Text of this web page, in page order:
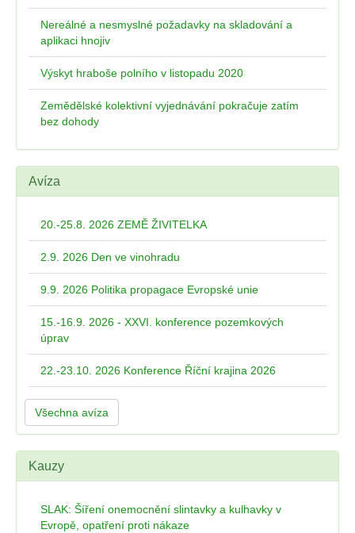
Nereálné a nesmyslné požadavky na skladování a
aplikaci hnojiv
Výskyt hraboše polního v listopadu 2020
Zemědělské kolektivní vyjednávání pokračuje zatím
bez dohody
Avíza
20.-25.8. 2026 ZEMĚ ŽIVITELKA
2.9. 2026 Den ve vinohradu
9.9. 2026 Politika propagace Evropské unie
15.-16.9. 2026 - XXVI. konference pozemkových
úprav
22.-23.10. 2026 Konference Říční krajina 2026
Všechna avíza
Kauzy
SLAK: Šíření onemocnění slintavky a kulhavky v
Evropě, opatření proti nákaze